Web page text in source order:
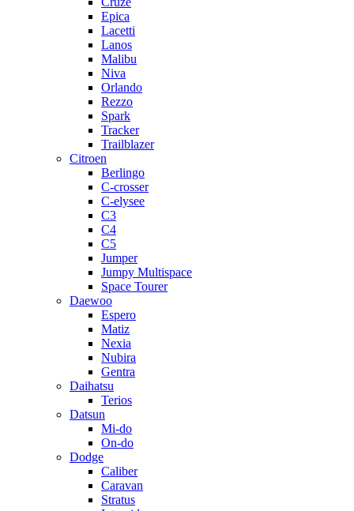
Epica
Lacetti
Lanos
Malibu
Niva
Orlando
Rezzo
Spark
Tracker
Trailblazer
Citroen
Berlingo
C-crosser
C-elysee
C3
C4
C5
Jumper
Jumpy Multispace
Space Tourer
Daewoo
Espero
Matiz
Nexia
Nubira
Gentra
Daihatsu
Terios
Datsun
Mi-do
On-do
Dodge
Caliber
Caravan
Stratus